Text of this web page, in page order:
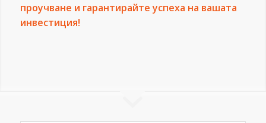
проучване и гарантирайте успеха на вашата
инвестиция!